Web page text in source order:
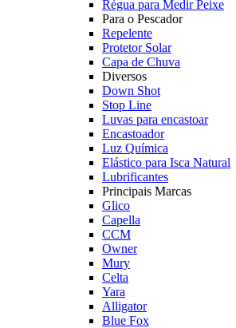
Régua para Medir Peixe
Para o Pescador
Repelente
Protetor Solar
Capa de Chuva
Diversos
Down Shot
Stop Line
Luvas para encastoar
Encastoador
Luz Química
Elástico para Isca Natural
Lubrificantes
Principais Marcas
Glico
Capella
CCM
Owner
Mury
Celta
Yara
Alligator
Blue Fox